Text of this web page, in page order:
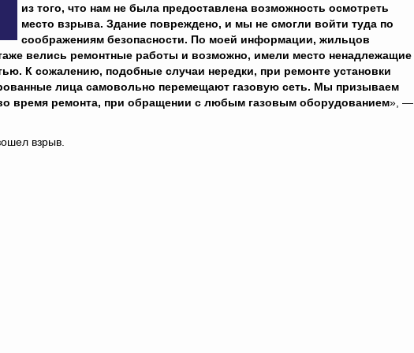
из того, что нам не была предоставлена ​​возможность осмотреть
место взрыва. Здание повреждено, и мы не смогли войти туда по
соображениям безопасности. По моей информации, жильцов
велись ремонтные работы и возможно, имели место ненадлежащие
К сожалению, подобные случаи нередки, при ремонте установки
лица самовольно перемещают газовую сеть. Мы призываем
время ремонта, при обращении с любым газовым оборудованием», —
взрыв.